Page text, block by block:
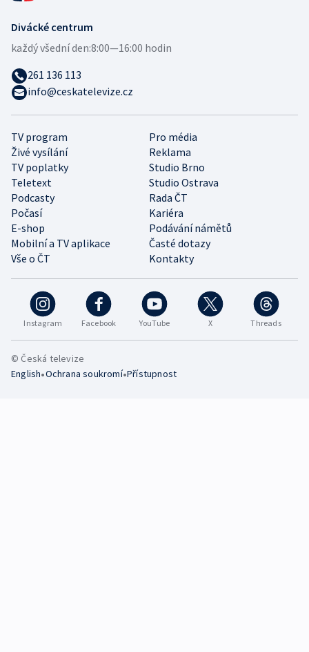
Instagram Facebook YouTube X Threads
TV program
Pro média
Živé vysílání
Reklama
TV poplatky
Studio Brno
Teletext
Studio Ostrava
Podcasty
Rada ČT
Počasí
Kariéra
E-shop
Podávání námětů
Mobilní a TV aplikace
Časté dotazy
Vše o ČT
Kontakty
Divácké centrum
každý všední den:8:00—16:00 hodin
261 136 113
info@ceskatelevize.cz
© Česká televize
English•Ochrana soukromí•Přístupnost